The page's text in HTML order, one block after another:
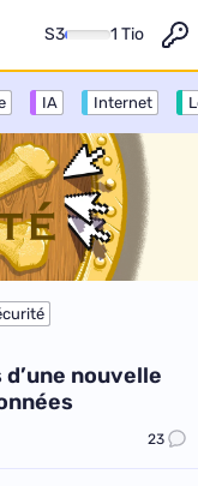
S3 1 Tio
IA Internet
nouvelle
23